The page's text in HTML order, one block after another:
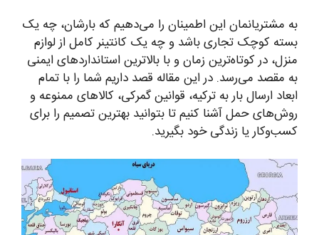
به مشتریانمان این اطمینان را می‌دهیم که بارشان، چه یک
بسته کوچک تجاری باشد و چه یک کانتینر کامل از لوازم
منزل، در کوتاه‌ترین زمان و با بالاترین استانداردهای ایمنی
به مقصد می‌رسد. در این مقاله قصد داریم شما را با تمام
ابعاد ارسال بار به ترکیه، قوانین گمرکی، کالاهای ممنوعه و
روش‌های حمل آشنا کنیم تا بتوانید بهترین تصمیم را برای
کسب‌وکار یا زندگی خود بگیرید.